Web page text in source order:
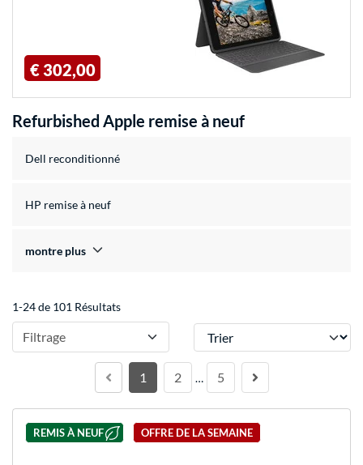
€ 302,00
Refurbished Apple remise à neuf
Dell reconditionné
HP remise à neuf
montre plus
1-24 de 101 Résultats
Filtrage Trier
1 2 … 5
REMIS À NEUF OFFRE DE LA SEMAINE